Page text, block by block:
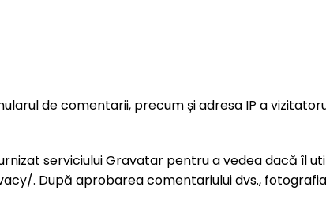
de comentarii, precum și adresa IP a
serviciului Gravatar pentru a vedea dacă îl
. După aprobarea comentariului dvs.,